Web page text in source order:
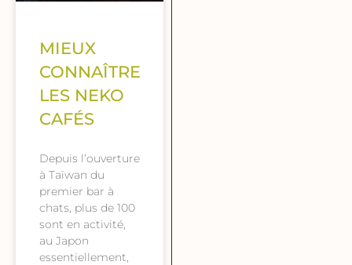
MIEUX
CONNAÎTRE
LES NEKO
CAFÉS
Depuis l’ouverture
à Taïwan du
premier bar à
chats, plus de 100
sont en activité,
au Japon
essentiellement,